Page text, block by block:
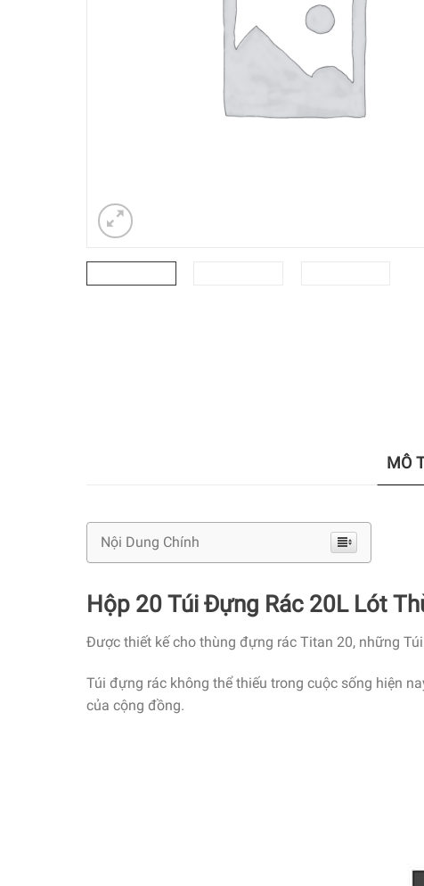
MÔ
Nội Dung Chính
Hộp 20 Túi Đựng Rác 20L Lót
Được thiết kế cho thùng đựng rác Titan 20, những
Túi đựng rác không thể thiếu trong cuộc sống hiện
của cộng đồng.